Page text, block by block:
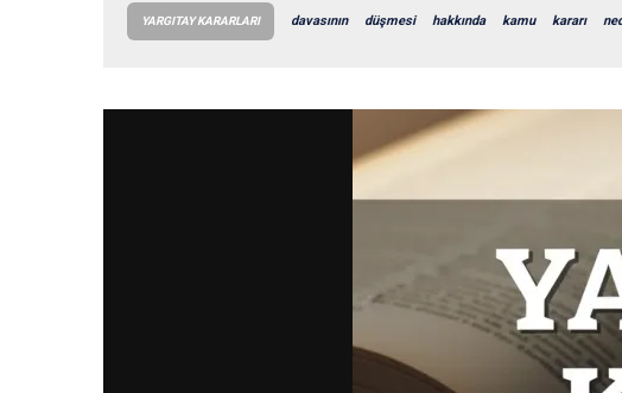
YARGITAY KARARLARI davasının düşmesi hakkında kamu kararı